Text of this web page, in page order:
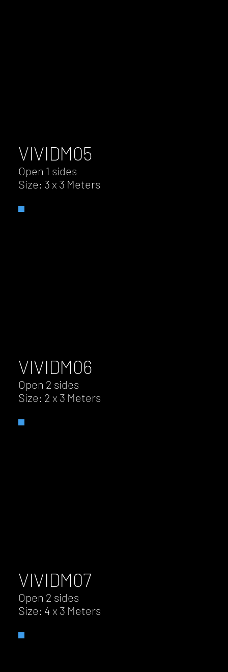
VIVIDM05
Open 1 sides
Size: 3 x 3 Meters
VIVIDM06
Open 2 sides
Size: 2 x 3 Meters
VIVIDM07
Open 2 sides
Size: 4 x 3 Meters